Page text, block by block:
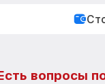
вопросы